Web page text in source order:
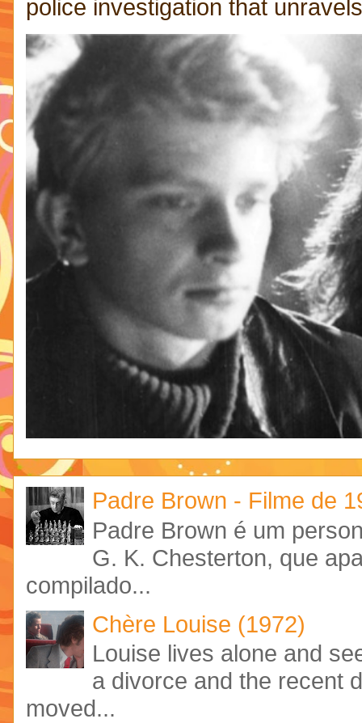
police investigation that
Padre Brown - Filme de
Padre Brown é um
G. K. Chesterton, que
compilado...
Chère Louise (1972)
Louise lives alone and
a divorce and the recent
moved...